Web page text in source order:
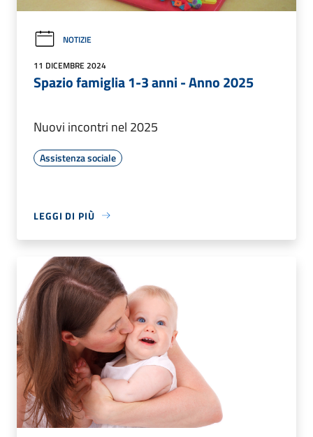
NOTIZIE
11 DICEMBRE 2024
Spazio famiglia 1-3 anni - Anno 2025
Nuovi incontri nel 2025
Assistenza sociale
LEGGI DI PIÙ